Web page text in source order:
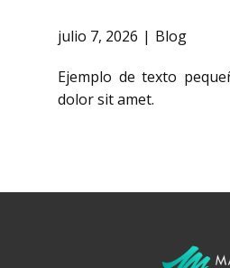
julio 7, 2026 Blog
Ejemplo de texto
dolor sit amet.